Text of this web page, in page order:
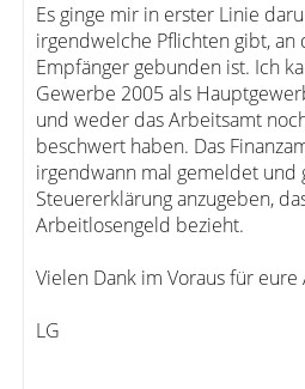
Es ginge mir in erster Linie
irgendwelche Pflichten gibt, an
Empfänger gebunden ist. Ich
Gewerbe 2005 als
und weder das Arbeitsamt
beschwert haben. Das
irgendwann mal gemeldet
Steuererklärung anzugeben,
Arbeitlosengeld bezieht.
Vielen Dank im Voraus für
LG